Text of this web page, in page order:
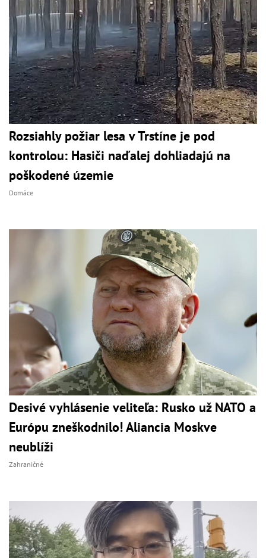
Rozsiahly požiar lesa v Trstíne je pod
kontrolou: Hasiči naďalej dohliadajú na
poškodené územie
Domáce
Desivé vyhlásenie veliteľa: Rusko už NATO a
Európu zneškodnilo! Aliancia Moskve
neublíži
Zahraničné